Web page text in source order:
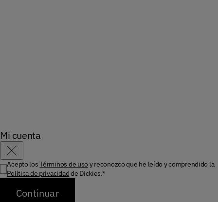
Mi cuenta
Cerrar
Acepto losTérminos de uso y reconozco que he leído y comprendido la
Política de privacidadde Dickies.*
Continuar